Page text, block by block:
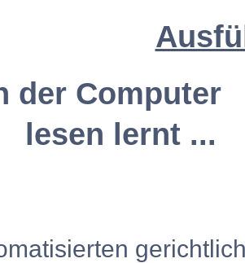
der Computer
lernt ...